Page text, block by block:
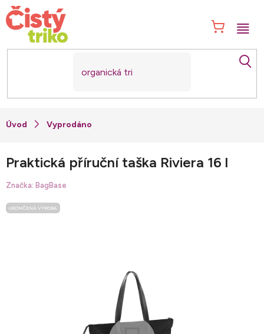
Přejít
na
obsah
Vyprodáno
Praktická příruční taška Riviera 16 l
Značka: BagBase
UKONČENÁ VÝROBA